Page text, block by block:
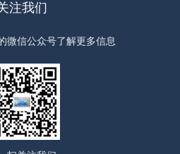
注我们
微信公众号了解更多信息